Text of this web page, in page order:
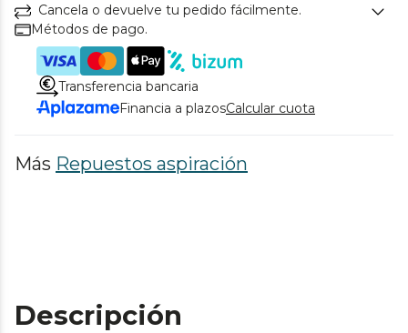
Cancela o devuelve tu pedido fácilmente.
Métodos de pago.
Transferencia bancaria
Financia a plazosCalcular cuota
Más Repuestos aspiración
Descripción